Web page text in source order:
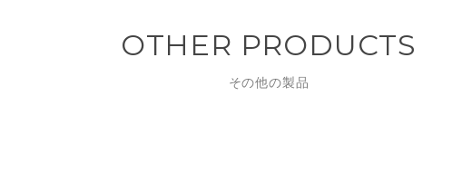
OTHER PRODUCTS
その他の製品